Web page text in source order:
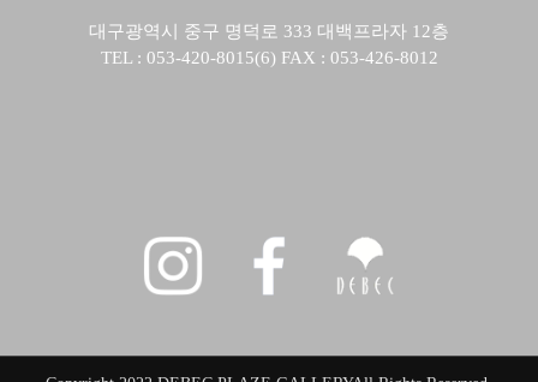
대구광역시 중구 명덕로 333 대백프라자 12층
TEL : 053-420-8015(6) FAX : 053-426-8012